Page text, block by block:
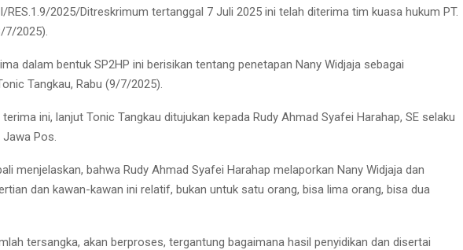
2025/Ditreskrimum tertanggal 7 Juli 2025 ini telah diterima tim kuasa hukum PT.
7/2025).
dalam bentuk SP2HP ini berisikan tentang penetapan Nany Widjaja sebagai
Tangkau, Rabu (9/7/2025).
ini, lanjut Tonic Tangkau ditujukan kepada Rudy Ahmad Syafei Harahap, SE selaku
Jawa Pos.
menjelaskan, bahwa Rudy Ahmad Syafei Harahap melaporkan Nany Widjaja dan
dan kawan-kawan ini relatif, bukan untuk satu orang, bisa lima orang, bisa dua
tersangka, akan berproses, tergantung bagaimana hasil penyidikan dan disertai